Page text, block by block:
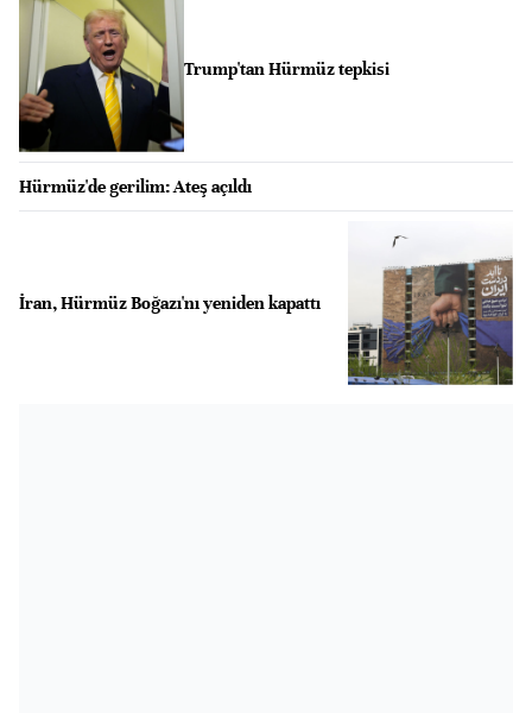
Trump'tan Hürmüz tepkisi
Hürmüz'de gerilim: Ateş açıldı
İran, Hürmüz Boğazı'nı yeniden kapattı